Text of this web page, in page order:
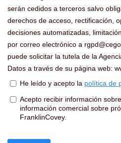
Saber
más
Saber